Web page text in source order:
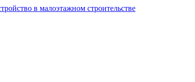
в малоэтажном строительстве